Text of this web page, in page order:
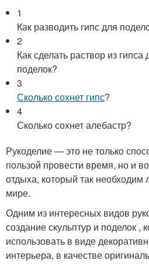
1
Как разводить гипс для
2
Как сделать раствор из
поделок?
3
Сколько сохнет гипс?
4
Сколько сохнет алебастр?
Рукоделие — это не только
пользой провести время, но и
отдыха, который так
мире.
Одним из интересных видов
создание скульптур и поделок ,
использовать в виде
интерьера, в качестве